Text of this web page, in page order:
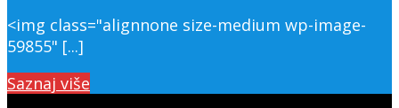
<img class="alignnone size-medium wp-image-
59855" [...]
Saznaj više